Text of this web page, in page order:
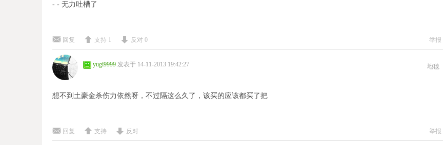
- - 无力吐槽了
回复 支持 1 反对 0 举报
地毯
yugi9999 发表于 14-11-2013 19:42:27
想不到土豪金杀伤力依然呀，不过隔这么久了，该买的应该都买了把
回复 支持 反对 举报